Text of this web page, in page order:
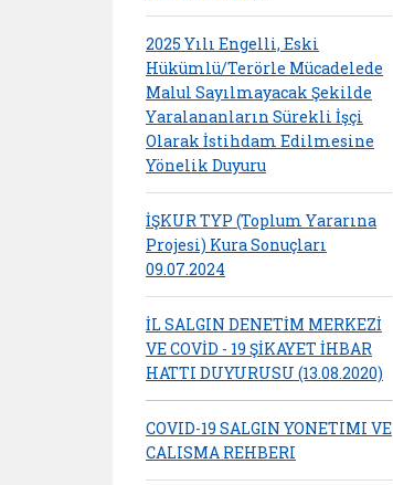
2025 Yılı Engelli, Eski
Hükümlü/Terörle Mücadelede
Malul Sayılmayacak Şekilde
Yaralananların Sürekli İşçi
Olarak İstihdam Edilmesine
Yönelik Duyuru
İŞKUR TYP (Toplum Yararına
Projesi) Kura Sonuçları
09.07.2024
İL SALGIN DENETİM MERKEZİ
VE COVİD - 19 ŞİKAYET İHBAR
HATTI DUYURUSU (13.08.2020)
COVID-19 SALGIN YONETIMI VE
CALISMA REHBERI